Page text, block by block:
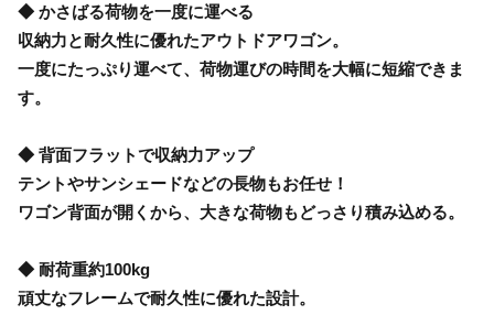
◆ かさばる荷物を一度に運べる
収納力と耐久性に優れたアウトドアワゴン。
一度にたっぷり運べて、荷物運びの時間を大幅に短縮できま
す。
◆ 背面フラットで収納力アップ
テントやサンシェードなどの長物もお任せ！
ワゴン背面が開くから、大きな荷物もどっさり積み込める。
◆ 耐荷重約100kg
頑丈なフレームで耐久性に優れた設計。